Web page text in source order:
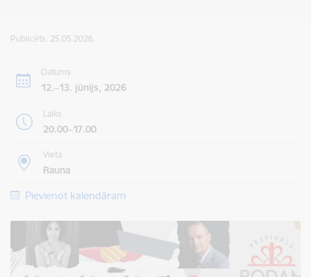
Publicēts: 25.05.2026.
Datums
12.–13. jūnijs, 2026
Laiks
20.00–17.00
Vieta
Rauna
Pievienot kalendāram